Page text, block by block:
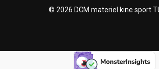
© 2026 DCM materiel kine sport